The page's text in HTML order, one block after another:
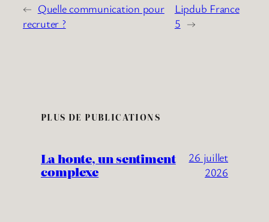
← Quelle communication pour
recruter ?
Lipdub France
5 →
PLUS DE PUBLICATIONS
La honte, un sentiment
complexe
26 juillet
2026